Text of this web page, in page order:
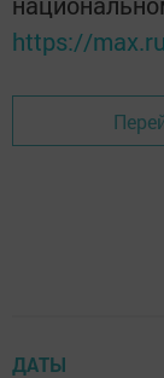
https://
ДАТЫ